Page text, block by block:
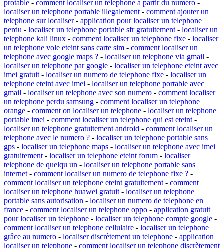
protable - comment localiser un telephone a partir du numero -
localiser un telephone portable illegalement - comment ajouter un
telephone sur localiser- application pour localiser un telephone
perdu - localiser un telephone portable sfr gratuitement - localiser un
telephone kali linux - comment localiser un telephone fixe - localiser
un telephone vole eteint sans carte sim - comment localiser un
telephone avec google maps ? - localiser un telephone via gmail -
localiser un telephone par google - localiser un telephone eteint avec
imei gratuit - localiser un numero de telephone fixe - localiser un
telephone eteint avec imei - localiser un telephone portable avec
gmail - localiser un telephone avec son numero - comment localiser
un telephone perdu samsung - comment localiser un telephone
orange - comment on localiser un telephone - localiser un telephone
portable imei - comment localiser un telephone qui est eteint -
localiser un telephone gratuitement android - comment localiser un
telephone avec le numero ? - localiser un telephone portable sans
gps - localiser un telephone maps - localiser un telephone avec imei
gratuitement - localiser un telephone eteint forum - localiser
telephone de quelqu un - localiser un telephone portable sans
internet - comment localiser un numero de telephone fixe ? -
comment localiser un telephone eteint gratuitement - comment
localiser un telephone huawei gratuit - localiser un telephone
portable sans autorisation - localiser un numero de telephone en
france - comment localiser un telephone oppo - application gratuit
pour localiser un telephone - localiser un telephone compte google -
comment localiser un telephone cellulaire - localiser un telephone
grâce au numero - localiser discrètement un telephone - application
localiser un telephone - comment localiser un telephone discrètement